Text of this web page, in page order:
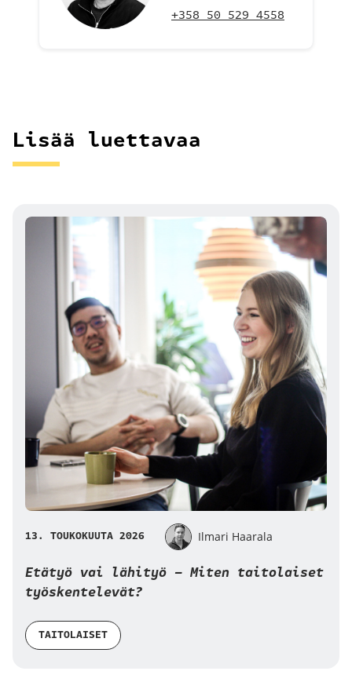
+358 50 529 4558
Lisää luettavaa
13. TOUKOKUUTA 2026 Ilmari Haarala
Etätyö vai lähityö – Miten taitolaiset
työskentelevät?
TAITOLAISET